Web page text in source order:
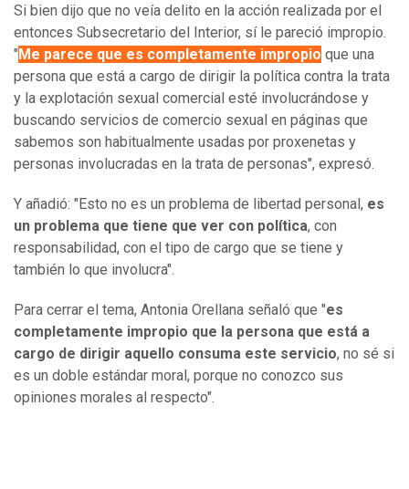
Si bien dijo que no veía delito en la acción realizada por el
entonces Subsecretario del Interior, sí le pareció impropio.
"Me parece que es completamente impropio que una
persona que está a cargo de dirigir la política contra la trata
y la explotación sexual comercial esté involucrándose y
buscando servicios de comercio sexual en páginas que
sabemos son habitualmente usadas por proxenetas y
personas involucradas en la trata de personas", expresó.
Y añadió: "Esto no es un problema de libertad personal, es
un problema que tiene que ver con política, con
responsabilidad, con el tipo de cargo que se tiene y
también lo que involucra".
Para cerrar el tema, Antonia Orellana señaló que "es
completamente impropio que la persona que está a
cargo de dirigir aquello consuma este servicio, no sé si
es un doble estándar moral, porque no conozco sus
opiniones morales al respecto".